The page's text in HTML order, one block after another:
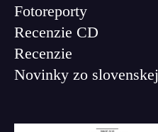
Fotoreporty
Recenzie CD
Recenzie
Novinky zo